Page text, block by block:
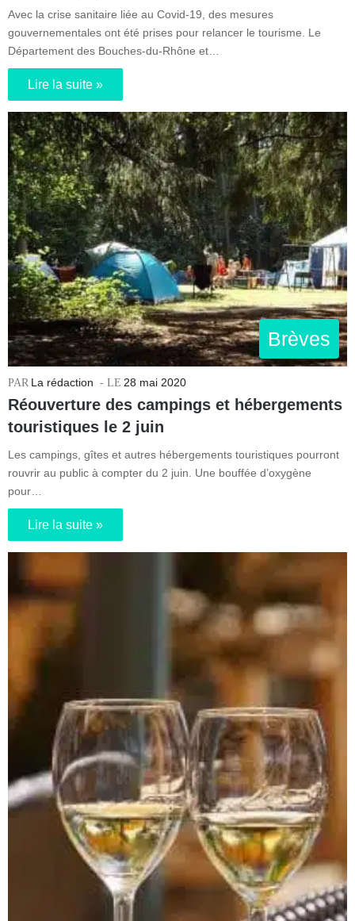
Avec la crise sanitaire liée au Covid-19, des mesures
gouvernementales ont été prises pour relancer le tourisme. Le
Département des Bouches-du-Rhône et…
Lire la suite »
Brèves
La rédaction 28 mai 2020
Réouverture des campings et hébergements
touristiques le 2 juin
Les campings, gîtes et autres hébergements touristiques pourront
rouvrir au public à compter du 2 juin. Une bouffée d’oxygène
pour…
Lire la suite »